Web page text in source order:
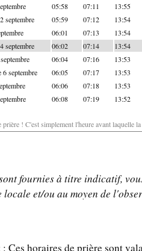
05:58 07:11 13:55
septembre 05:59 07:12 13:54
06:01 07:13 13:54
septembre 06:02 07:14 13:54
06:04 07:16 13:53
6 septembre 06:05 07:17 13:53
06:06 07:18 13:53
06:08 07:19 13:52
! C'est simplement l'heure avant laquelle
fournies à titre indicatif,
locale et/ou au moyen de
: Ces horaires de prière sont